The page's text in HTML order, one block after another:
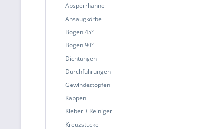
Absperrhähne
Ansaugkörbe
Bogen 45°
Bogen 90°
Dichtungen
Durchführungen
Gewindestopfen
Kappen
Kleber + Reiniger
Kreuzstücke